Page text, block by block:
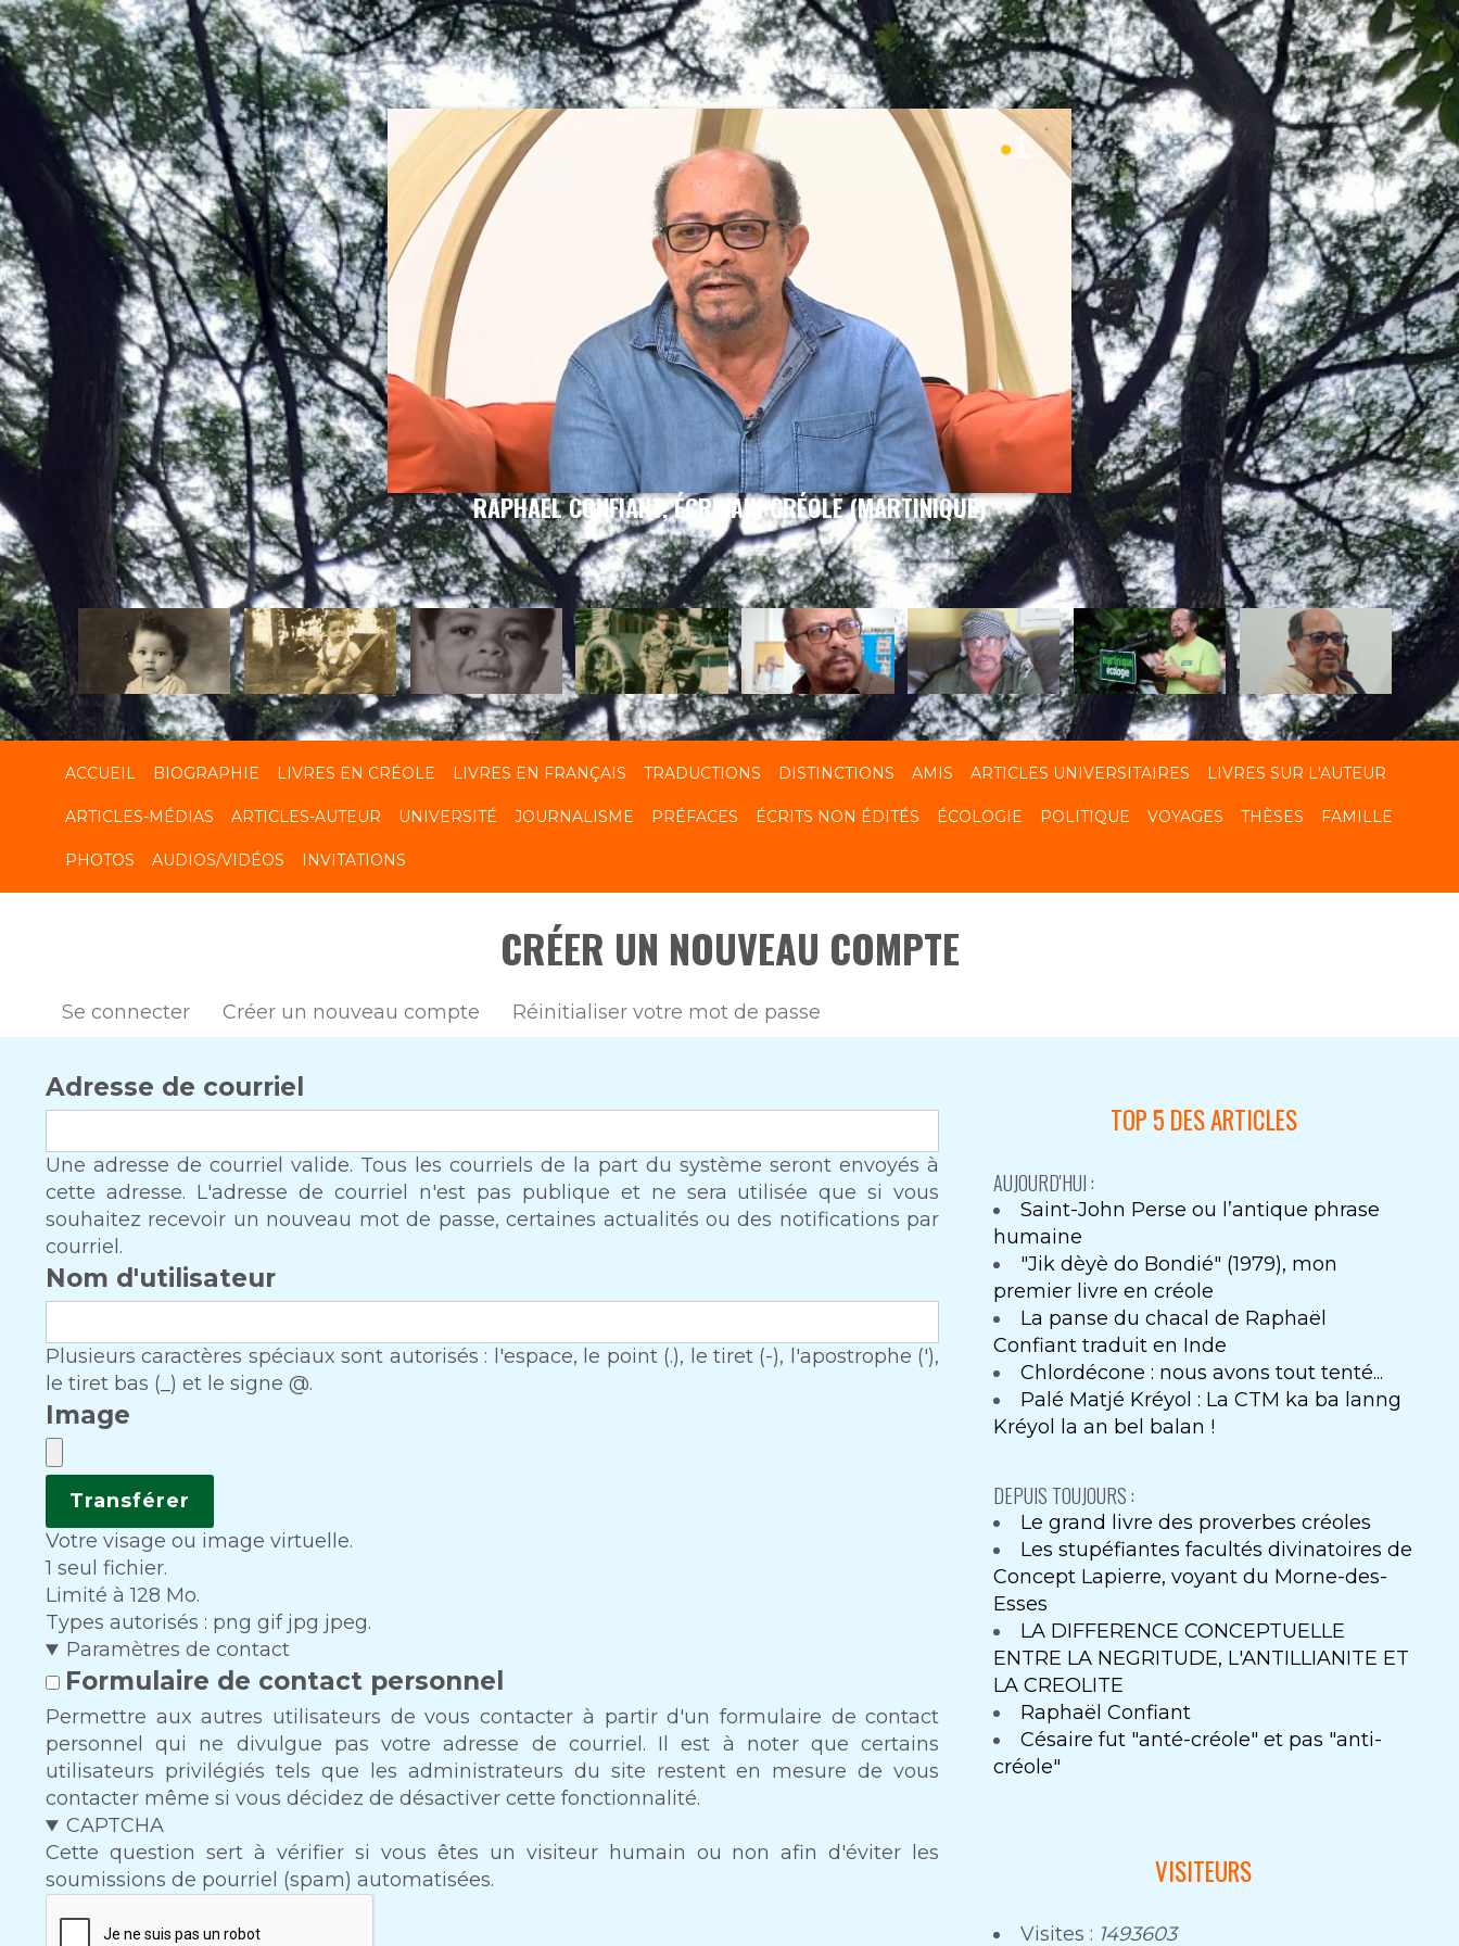
RAPHAEL CONFIANT, ÉCRIVAIN CRÉOLE (MARTINIQUE)
ACCUEIL BIOGRAPHIE LIVRES EN CRÉOLE LIVRES EN FRANÇAIS TRADUCTIONS DISTINCTIONS AMIS ARTICLES UNIVERSITAIRES LIVRES SUR L'AUTEUR
ARTICLES-MÉDIAS ARTICLES-AUTEUR UNIVERSITÉ JOURNALISME PRÉFACES ÉCRITS NON ÉDITÉS ÉCOLOGIE POLITIQUE VOYAGES THÈSES FAMILLE
PHOTOS AUDIOS/VIDÉOS INVITATIONS
CRÉER UN NOUVEAU COMPTE
Se connecter Créer un nouveau compte (onglet actif)
Réinitialiser votre mot de passe
Adresse de courriel
Une adresse de courriel valide. Tous les courriels de la part du système seront envoyés à
cette adresse. L'adresse de courriel n'est pas publique et ne sera utilisée que si vous
souhaitez recevoir un nouveau mot de passe, certaines actualités ou des notifications par
courriel.
Nom d'utilisateur
Plusieurs caractères spéciaux sont autorisés : l'espace, le point (.), le tiret (-), l'apostrophe ('),
le tiret bas (_) et le signe @.
Image
Votre visage ou image virtuelle.
1 seul fichier.
Limité à 128 Mo.
Types autorisés : png gif jpg jpeg.
Paramètres de contact
Formulaire de contact personnel
Permettre aux autres utilisateurs de vous contacter à partir d'un formulaire de contact
personnel qui ne divulgue pas votre adresse de courriel. Il est à noter que certains
utilisateurs privilégiés tels que les administrateurs du site restent en mesure de vous
contacter même si vous décidez de désactiver cette fonctionnalité.
CAPTCHA
Cette question sert à vérifier si vous êtes un visiteur humain ou non afin d'éviter les
soumissions de pourriel (spam) automatisées.
TOP 5 DES ARTICLES
AUJOURD'HUI :
Saint-John Perse ou l’antique phrase
humaine
"Jik dèyè do Bondié" (1979), mon
premier livre en créole
La panse du chacal de Raphaël
Confiant traduit en Inde
Chlordécone : nous avons tout tenté...
Palé Matjé Kréyol : La CTM ka ba lanng
Kréyol la an bel balan !
DEPUIS TOUJOURS :
Le grand livre des proverbes créoles
Les stupéfiantes facultés divinatoires de
Concept Lapierre, voyant du Morne-des-
Esses
LA DIFFERENCE CONCEPTUELLE
ENTRE LA NEGRITUDE, L'ANTILLIANITE ET
LA CREOLITE
Raphaël Confiant
Césaire fut "anté-créole" et pas "anti-
créole"
VISITEURS
Visites : 1493603